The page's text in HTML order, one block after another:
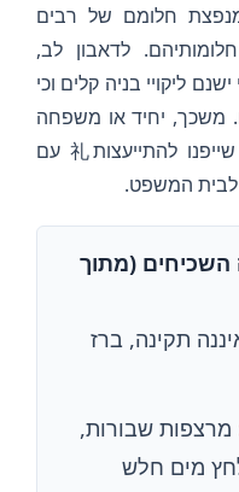
חלומם של רבים
לדאבון לב,
ליקויי בניה קלים וכי
משכך, יחיד או משפחה
שרכשו דירה בעלת ליקויים ראוי שייפנו להתייעצות礼 עם
לבית המשפט.
השכיחים (מתוך
תקינה, ברז
מרצפות שבורות,
לחץ מים חלש